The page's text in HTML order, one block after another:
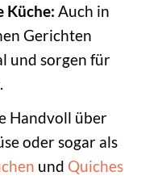
Küche: Auch in
Gerichten
und sorgen für
Handvoll über
oder sogar als
und Quiches